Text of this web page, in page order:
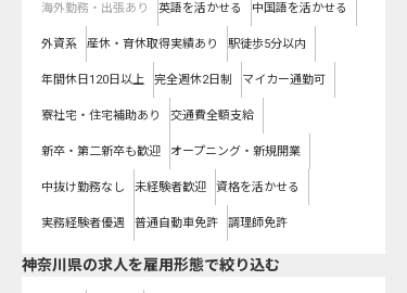
海外勤務・出張あり 英語を活かせる 中国語を活かせる
外資系 産休・育休取得実績あり 駅徒歩5分以内
年間休日120日以上 完全週休2日制 マイカー通勤可
寮社宅・住宅補助あり 交通費全額支給
新卒・第二新卒も歓迎 オープニング・新規開業
中抜け勤務なし 未経験者歓迎 資格を活かせる
実務経験者優遇 普通自動車免許 調理師免許
神奈川県の求人を雇用形態で絞り込む